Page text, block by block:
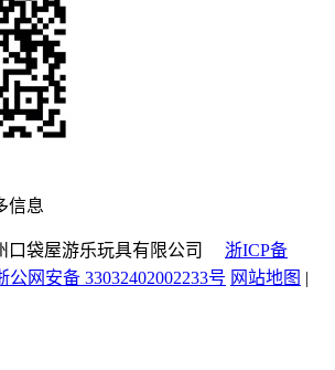
信息
口袋屋游乐玩具有限公司 浙ICP备
公网安备 33032402002233号 网站地图 |